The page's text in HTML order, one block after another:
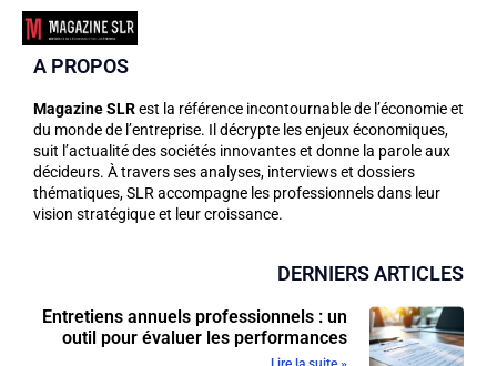
A PROPOS
Magazine SLRest la référence incontournable de l’économie et
du monde de l’entreprise. Il décrypte les enjeux économiques,
suit l’actualité des sociétés innovantes et donne la parole aux
décideurs. À travers ses analyses, interviews et dossiers
thématiques, SLR accompagne les professionnels dans leur
vision stratégique et leur croissance.
DERNIERS ARTICLES
Entretiens annuels professionnels : un
outil pour évaluer les performances